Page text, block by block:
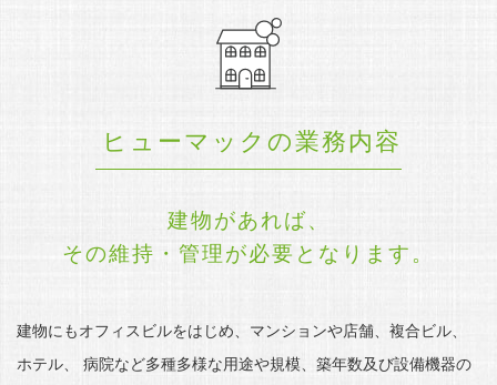
ヒューマックの業務内容
建物があれば、
その維持・管理が必要となります。
建物にもオフィスビルをはじめ、マンションや店舗、複合ビル、
ホテル、
病院など多種多様な用途や規模、築年数及び設備機器の